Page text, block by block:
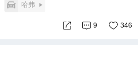
哈弗
346
9